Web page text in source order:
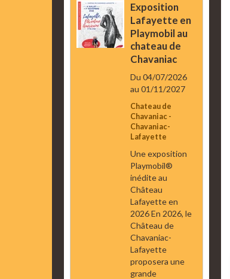
Exposition
Lafayette en
Playmobil au
chateau de
Chavaniac
Du 04/07/2026
au 01/11/2027
Chateau de
Chavaniac -
Chavaniac-
Lafayette
Une exposition
Playmobil®
inédite au
Château
Lafayette en
2026 En 2026, le
Château de
Chavaniac-
Lafayette
proposera une
grande